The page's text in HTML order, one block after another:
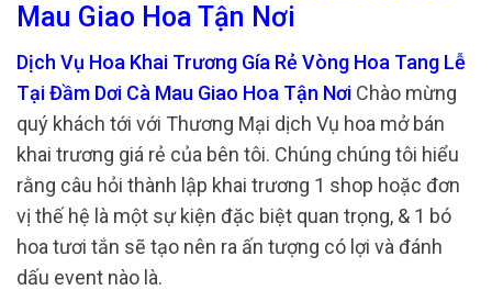
Mau Giao Hoa Tận Nơi
Dịch Vụ Hoa Khai Trương Gía Rẻ Vòng Hoa Tang Lễ
Tại Đầm Dơi Cà Mau Giao Hoa Tận Nơi Chào mừng
quý khách tới với Thương Mại dịch Vụ hoa mở bán
khai trương giá rẻ của bên tôi. Chúng chúng tôi hiểu
rằng câu hỏi thành lập khai trương 1 shop hoặc đơn
vị thế hệ là một sự kiện đặc biệt quan trọng, & 1 bó
hoa tươi tắn sẽ tạo nên ra ấn tượng có lợi và đánh
dấu event nào là.